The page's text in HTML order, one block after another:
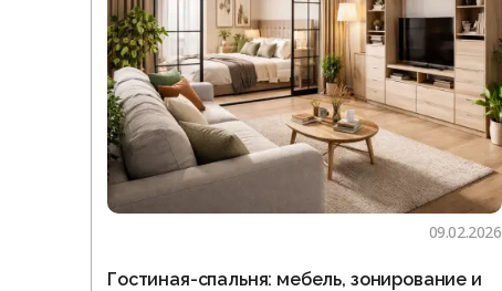
09.02.2026
Гостиная-спальня: мебель, зонирование и